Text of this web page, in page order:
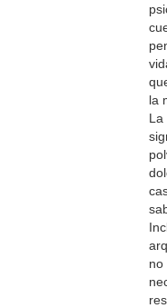
la